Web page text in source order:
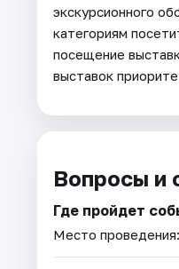
экскурсионного
категориям
посещение
выставок
Вопросы и
Где пройдет
Место проведения: